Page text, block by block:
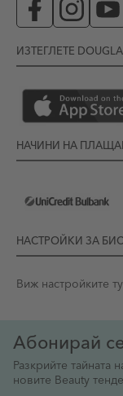
ИЗТЕГЛЕТЕ
НАЧИНИ НА
НАСТРОЙКИ ЗА
Виж настройките
Абонирай
Разкрийте тайната
новите Beauty